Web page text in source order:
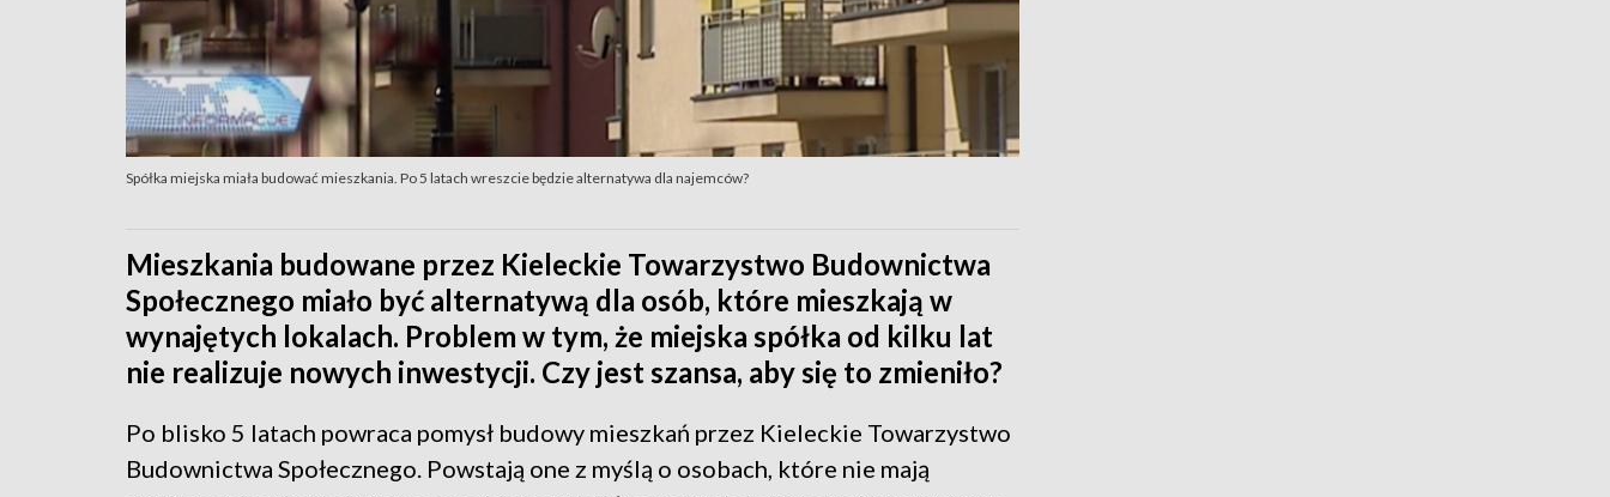
Spółka miejska miała budować mieszkania. Po 5 latach wreszcie będzie alternatywa dla najemców?
Mieszkania budowane przez Kieleckie Towarzystwo Budownictwa
Społecznego miało być alternatywą dla osób, które mieszkają w
wynajętych lokalach. Problem w tym, że miejska spółka od kilku lat
nie realizuje nowych inwestycji. Czy jest szansa, aby się to zmieniło?
Po blisko 5 latach powraca pomysł budowy mieszkań przez Kieleckie Towarzystwo
Budownictwa Społecznego. Powstają one z myślą o osobach, które nie mają